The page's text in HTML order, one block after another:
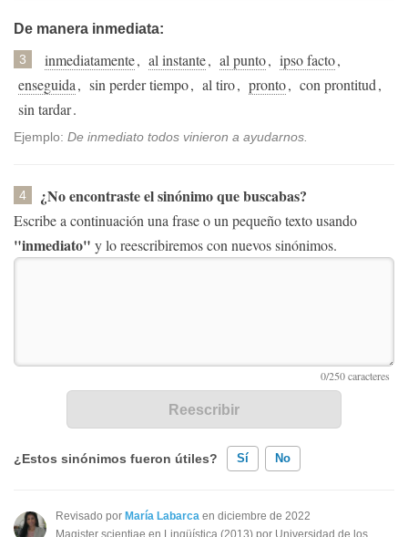
De manera inmediata:
3 inmediatamente, al instante, al punto, ipso facto,
enseguida, sin perder tiempo, al tiro, pronto, con prontitud,
sin tardar.
Ejemplo: De inmediato todos vinieron a ayudarnos.
4 ¿No encontraste el sinónimo que buscabas?
Escribe a continuación una frase o un pequeño texto usando
"inmediato" y lo reescribiremos con nuevos sinónimos.
¿Estos sinónimos fueron útiles? Sí No
Existen sinónimos incorrectos
Revisado por María Labarca en diciembre de 2022